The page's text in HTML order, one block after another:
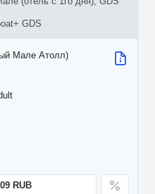
GDS
Мале Атолл)
RUB